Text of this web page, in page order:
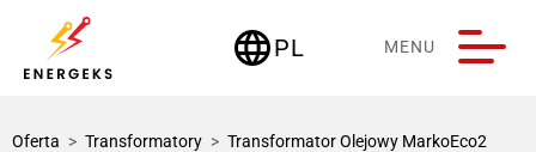
languagePL
Deutschland MENU
Oferta > Transformatory > Transformator Olejowy MarkoEco2